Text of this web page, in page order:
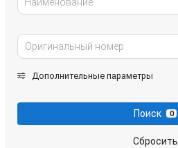
Дополнительные параметры
Поиск 0
Сбросить